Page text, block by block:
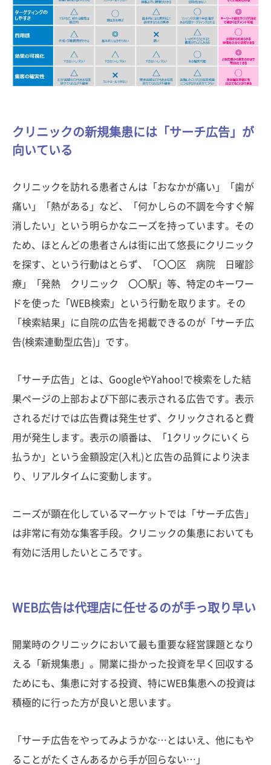
クリニックの新規集患には「サーチ広告」が
向いている
クリニックを訪れる患者さんは「おなかが痛い」「歯が
痛い」「熱がある」など、「何かしらの不調を今すぐ解
消したい」という明らかなニーズを持っています。その
ため、ほとんどの患者さんは街に出て悠長にクリニック
を探す、という行動はとらず、「〇〇区 病院 日曜診
療」「発熱 クリニック 〇〇駅」等、特定のキーワー
ドを使った「WEB検索」という行動を取ります。その
「検索結果」に自院の広告を掲載できるのが「サーチ広
告(検索連動型広告)」です。
「サーチ広告」とは、GoogleやYahoo!で検索をした結
果ページの上部および下部に表示される広告です。表示
されるだけでは広告費は発生せず、クリックされると費
用が発生します。表示の順番は、「1クリックにいくら
払うか」という金額設定(入札)と広告の品質により決ま
り、リアルタイムに変動します。
ニーズが顕在化しているマーケットでは「サーチ広告」
は非常に有効な集客手段。クリニックの集患においても
有効に活用したいところです。
WEB広告は代理店に任せるのが手っ取り早い
開業時のクリニックにおいて最も重要な経営課題となり
える「新規集患」。開業に掛かった投資を早く回収する
ためにも、集患に対する投資、特にWEB集患への投資は
積極的に行った方が良いと思います。
「サーチ広告をやってみようかな…とはいえ、他にもや
ることがたくさんあるから手が回らない…」